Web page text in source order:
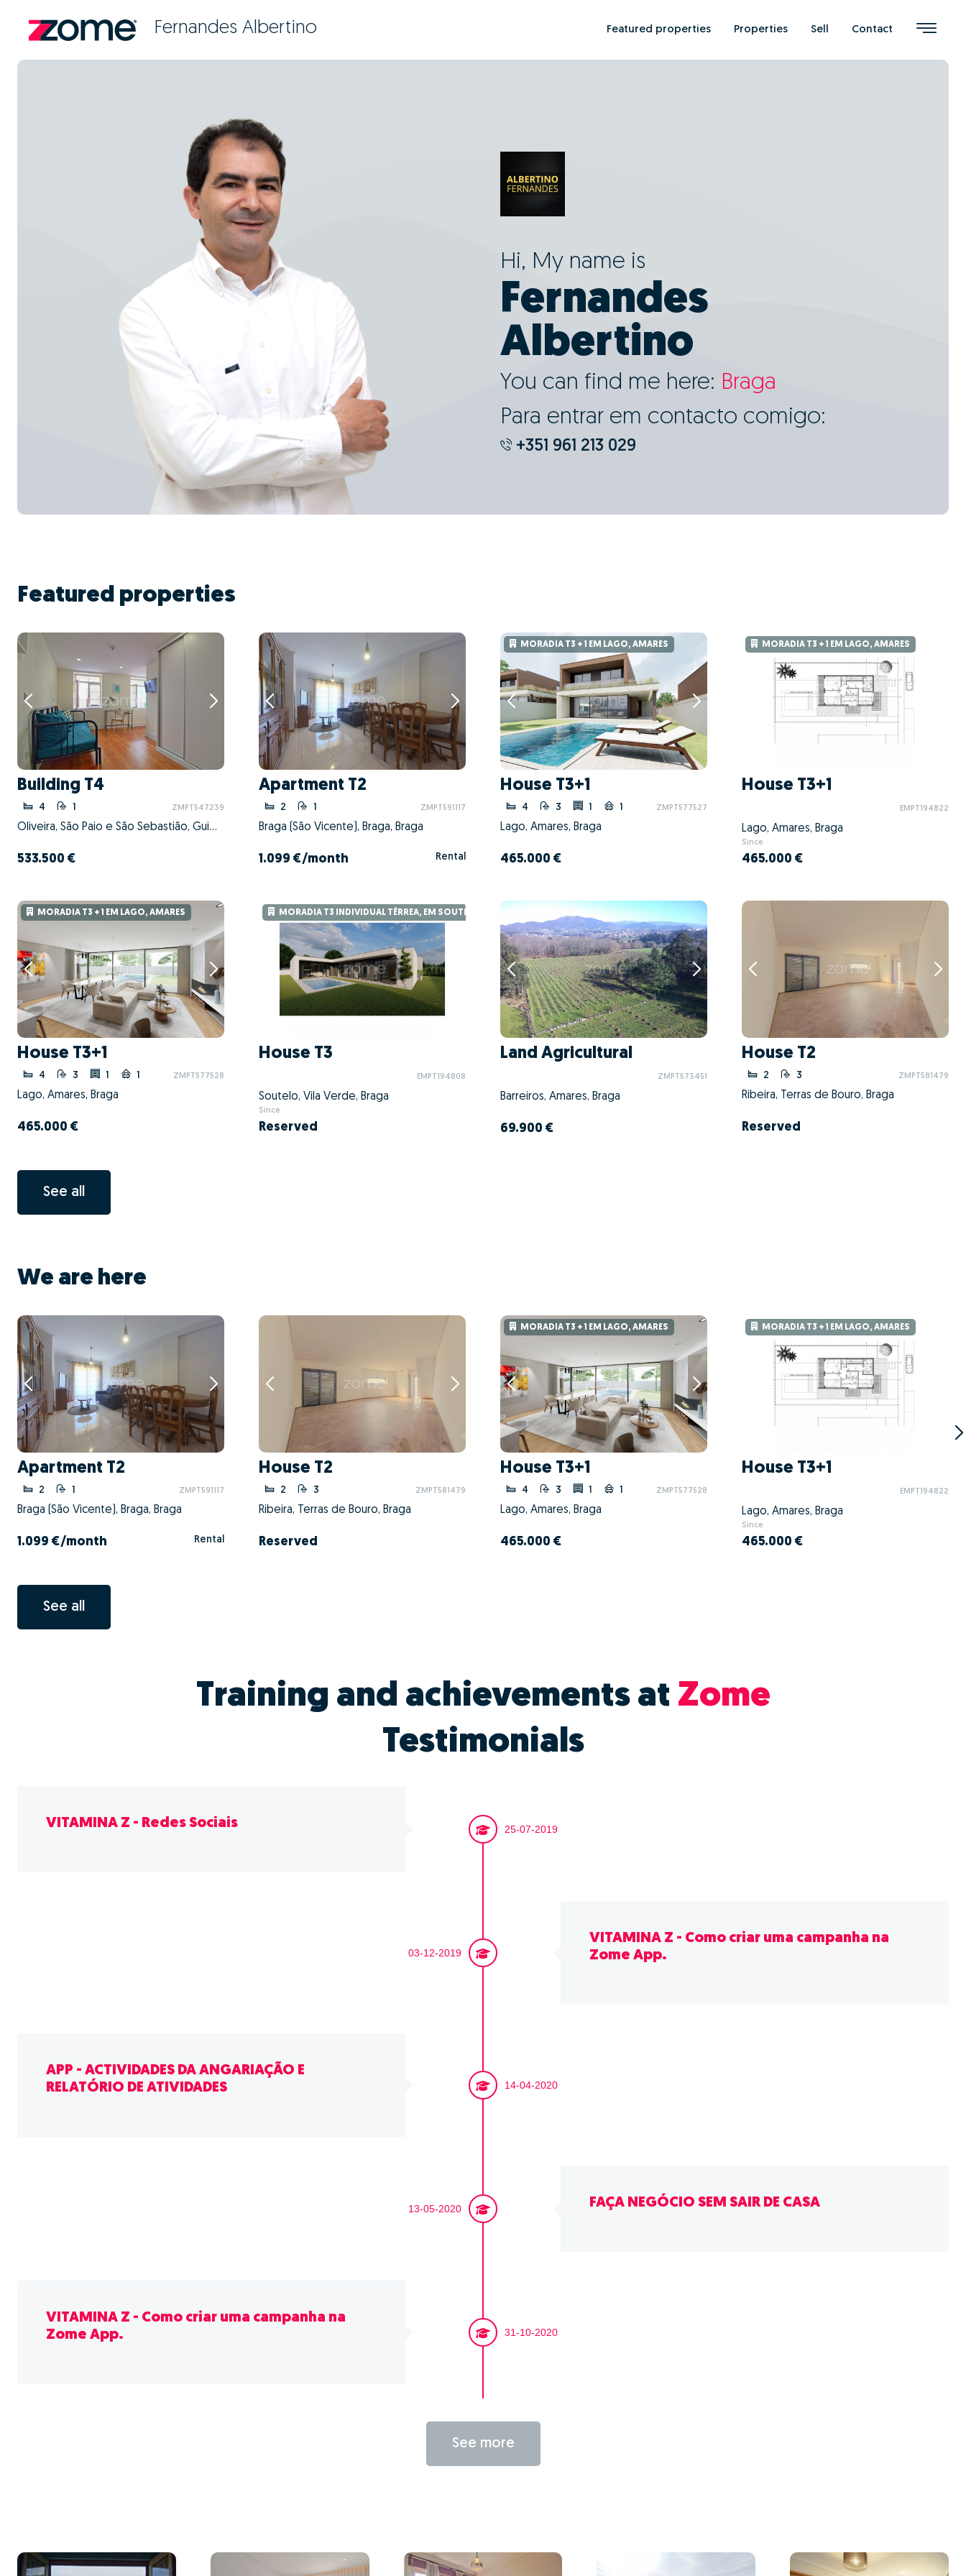
Fernandes Albertino Featured properties Properties Sell Contact
Hi, My name is
Fernandes
Albertino
You can find me here: Braga
Para entrar em contacto comigo:
+351 961 213 029
Featured properties
Building T4
4 1 ZMPT547239
Oliveira, São Paio e São Sebastião, Guimarães, Braga
533.500 €
Apartment T2
2 1 ZMPT591117
Braga (São Vicente), Braga, Braga
1.099 €/month Rental
MORADIA T3 + 1 EM LAGO, AMARES
House T3+1
4 3 1 1 ZMPT577527
Lago, Amares, Braga
465.000 €
MORADIA T3 + 1 EM LAGO, AMARES
House T3+1
EMPT194822
Lago, Amares, Braga
Since
465.000 €
MORADIA T3 + 1 EM LAGO, AMARES
House T3+1
4 3 1 1 ZMPT577528
Lago, Amares, Braga
465.000 €
MORADIA T3 INDIVIDUAL TÉRREA, EM SOUTELO, VILA VERDE
House T3
EMPT194808
Soutelo, Vila Verde, Braga
Since
Reserved
Land Agricultural
ZMPT573451
Barreiros, Amares, Braga
69.900 €
House T2
2 3 ZMPT581479
Ribeira, Terras de Bouro, Braga
Reserved
See all
We are here
Apartment T2
2 1 ZMPT591117
Braga (São Vicente), Braga, Braga
1.099 €/month Rental
House T2
2 3 ZMPT581479
Ribeira, Terras de Bouro, Braga
Reserved
MORADIA T3 + 1 EM LAGO, AMARES
House T3+1
4 3 1 1 ZMPT577528
Lago, Amares, Braga
465.000 €
MORADIA T3 + 1 EM LAGO, AMARES
House T3+1
EMPT194822
Lago, Amares, Braga
Since
465.000 €
See all
Training and achievements at Zome
Testimonials
25-07-2019
VITAMINA Z - Redes Sociais
03-12-2019
VITAMINA Z - Como criar uma campanha na
Zome App.
14-04-2020
APP - ACTIVIDADES DA ANGARIAÇÃO E
RELATÓRIO DE ATIVIDADES
13-05-2020 FAÇA NEGÓCIO SEM SAIR DE CASA
31-10-2020
VITAMINA Z - Como criar uma campanha na
Zome App.
See more